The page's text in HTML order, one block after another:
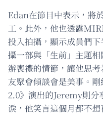
Edan在節目中表示，將
工。此外，他也透露
投入拍攝，顯示成員們
攝一部與「生前」主題
辦喪禮的情節，讓他思
友聚會傾談會是美事。
2.0》演出的Jeremy則分
淚，他笑言這個月都不想